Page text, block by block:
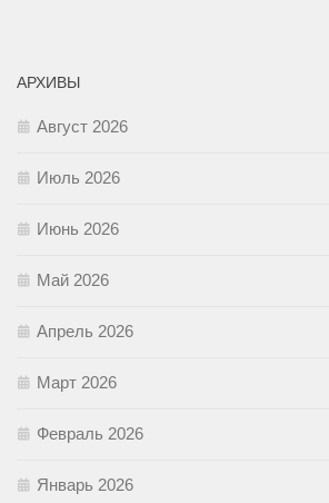
АРХИВЫ
Август 2026
Июль 2026
Июнь 2026
Май 2026
Апрель 2026
Март 2026
Февраль 2026
Январь 2026